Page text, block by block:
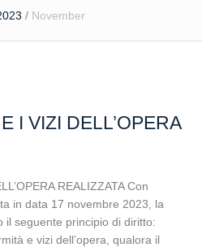
/ November
I VIZI DELL’OPERA
REALIZZATA Con
in data 17 novembre 2023, la
il seguente principio di diritto:
e vizi dell’opera, qualora il